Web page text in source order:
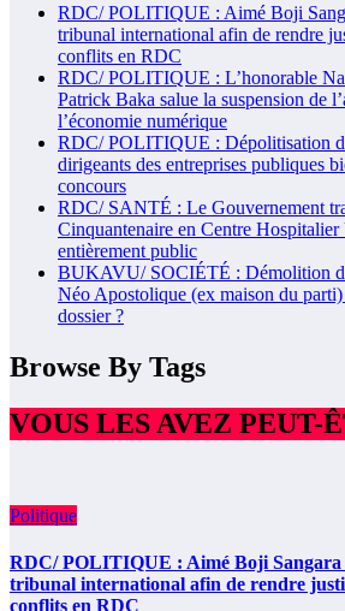
RDC/ POLITIQUE : Aimé Boji
tribunal international afin de rendre
conflits en RDC
RDC/ POLITIQUE : L’honorable
Patrick Baka salue la suspension de
l’économie numérique
RDC/ POLITIQUE : Dépolitisation
dirigeants des entreprises publiques
concours
RDC/ SANTÉ : Le Gouvernement
Cinquantenaire en Centre
entièrement public
BUKAVU/ SOCIÉTÉ : Démolition
Néo Apostolique (ex maison du
dossier ?
Browse By Tags
VOUS LES AVEZ PEUT-
Politique
RDC/ POLITIQUE : Aimé Boji Sangara
tribunal international afin de rendre
conflits en RDC